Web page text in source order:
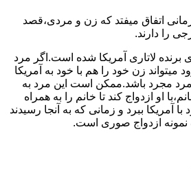
اتفاق میفتد که زن و مردی،قصد
را دارند.
برنده لاتاری آمریکا شده است.اگر مرد
میتواند زن خود را هم با خود به آمریکا
مجرد باشد.ممکن است این مرد به
او ازدواج کند تا خانم را به همراه
آمریکا ببرد و زمانی که به آنجا رسیدند
نمونه ازدواج صوری است.